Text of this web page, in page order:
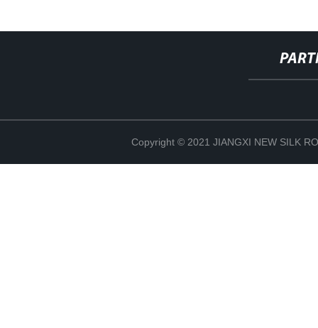
Copyright © 2021 JIANGXI NEW SILK